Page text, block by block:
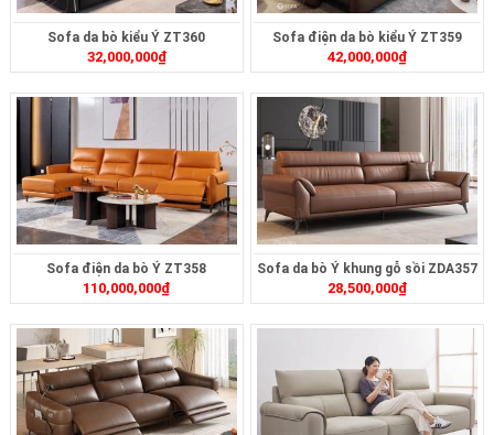
Sofa da bò kiểu Ý ZT360
32,000,000₫
Sofa điện da bò kiểu Ý ZT359
42,000,000₫
Sofa điện da bò Ý ZT358
110,000,000₫
Sofa da bò Ý khung gỗ sồi ZDA357
28,500,000₫